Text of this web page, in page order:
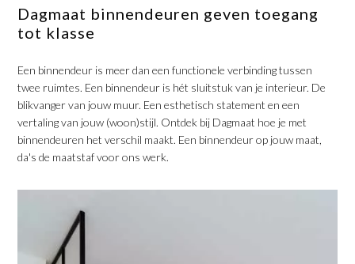
Dagmaat binnendeuren geven toegang
tot klasse
Een binnendeur is meer dan een functionele verbinding tussen
twee ruimtes. Een binnendeur is hét sluitstuk van je interieur. De
blikvanger van jouw muur. Een esthetisch statement en een
vertaling van jouw (woon)stijl. Ontdek bij Dagmaat hoe je met
binnendeuren het verschil maakt. Een binnendeur op jouw maat,
da's de maatstaf voor ons werk.